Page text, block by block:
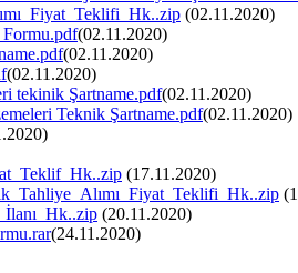
(02.11.2020)
Formu.pdf(02.11.2020)
(02.11.2020)
(02.11.2020)
tekinik Şartname.pdf(02.11.2020)
Teknik Şartname.pdf(02.11.2020)
(17.11.2020)
(20.11.2020)
(24.11.2020)